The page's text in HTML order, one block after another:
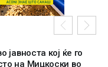
јавноста кој ќе го
на Мицкоски во